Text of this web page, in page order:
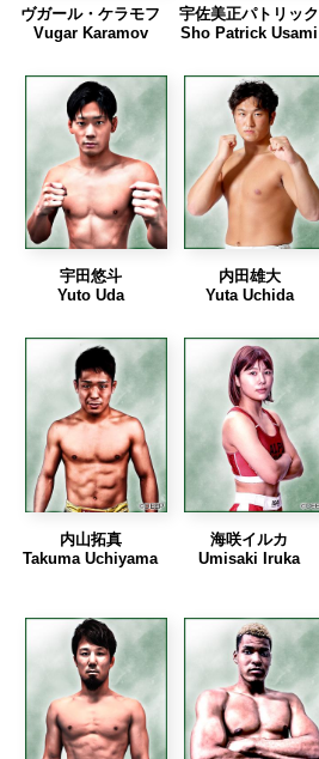
ヴガール・ケラモフ
Vugar Karamov
宇佐美正パトリック
Sho Patrick Usami
宇田悠斗
Yuto Uda
内田雄大
Yuta Uchida
内山拓真
Takuma Uchiyama
海咲イルカ
Umisaki Iruka